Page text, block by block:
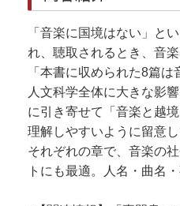
「音楽に国境はない」と
れ、聴取されるとき、音
「本書に収められた8篇
人文科学全体に大きな影
に引き寄せて「音楽と越
理解しやすいように留意
それぞれの章で、音楽の
トにも最適。人名・曲名